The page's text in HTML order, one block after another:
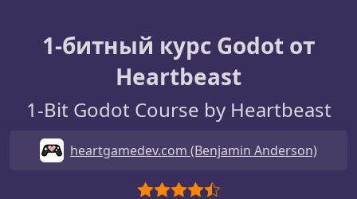
1-битный курс Godot от
Heartbeast
1-Bit Godot Course by Heartbeast
heartgamedev.com (Benjamin Anderson)